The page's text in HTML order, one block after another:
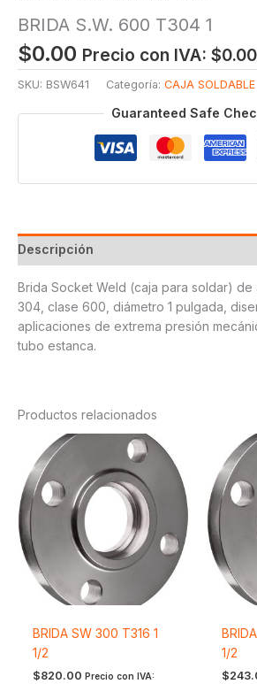
BRIDA S.W. 600 T304 1
$0.00 Precio con IVA: $0.00
SKU: BSW641 Categoría: CAJA SOLDABLE
Guaranteed Safe
Descripción
Brida Socket Weld (caja para soldar)
304, clase 600, diámetro 1 pulgada,
aplicaciones de extrema presión
tubo estanca.
Productos relacionados
BRIDA SW 300 T316 1
1/2
$820.00 Precio con IVA:
1/2
$